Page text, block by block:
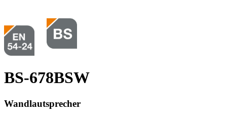
BS-678BSW
Wandlautsprecher